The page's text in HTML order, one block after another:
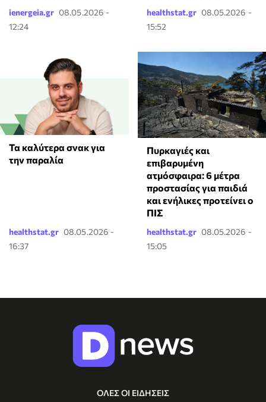
ienergeia.gr 08.05.2026 -
12:24
healthstat.gr 08.05.2026 -
15:52
Τα καλύτερα σνακ για
την παραλία
healthstat.gr 08.05.2026 -
16:37
Πυρκαγιές και
επιβαρυμένη
ατμόσφαιρα: 6 μέτρα
προστασίας για παιδιά
και ενήλικες προτείνει ο
ΠΙΣ
healthstat.gr 08.05.2026 -
15:05
ΟΛΕΣ ΟΙ ΕΙΔΗΣΕΙΣ